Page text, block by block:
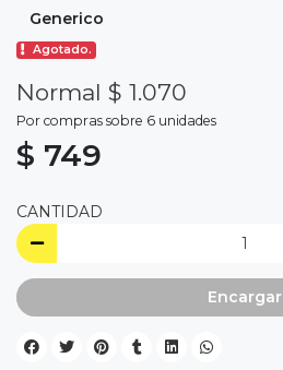
Generico
Agotado.
Normal $ 1.070
Por compras sobre 6 unidades
$ 749
CANTIDAD
Encargar